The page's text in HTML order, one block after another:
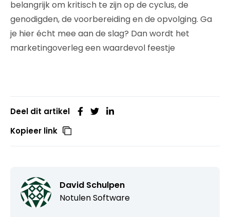
belangrijk om kritisch te zijn op de cyclus, de
genodigden, de voorbereiding en de opvolging. Ga
je hier écht mee aan de slag? Dan wordt het
marketingoverleg een waardevol feestje
Deel dit artikel
Kopieer link
David Schulpen
Notulen Software